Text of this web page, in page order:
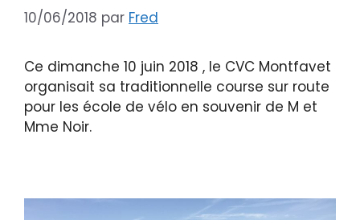
10/06/2018 par Fred
Ce dimanche 10 juin 2018 , le CVC Montfavet
organisait sa traditionnelle course sur route
pour les école de vélo en souvenir de M et
Mme Noir.